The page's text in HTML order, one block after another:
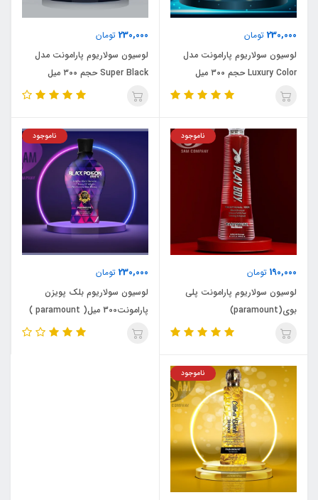
230,000 تومان
لوسیون سولاریوم پارامونت مدل
Luxury Color حجم ۳۰۰ میل
230,000 تومان
لوسیون سولاریوم پارامونت مدل
Super Black حجم ۳۰۰ میل
190,000 تومان
ناموجود
لوسیون سولاریوم پارامونت پلی
بوی(paramount)
230,000 تومان
ناموجود
لوسیون سولاریوم بلک پویزن
پارامونت300 میل( paramount )
ناموجود